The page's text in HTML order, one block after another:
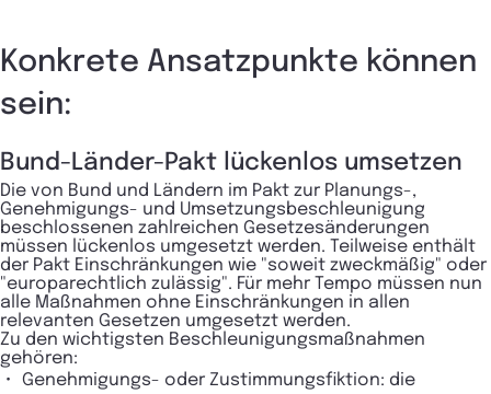
Konkrete Ansatzpunkte können
sein:
Bund-Länder-Pakt lückenlos umsetzen
Die von Bund und Ländern im Pakt zur Planungs-,
Genehmigungs- und Umsetzungsbeschleunigung
beschlossenen zahlreichen Gesetzesänderungen
müssen lückenlos umgesetzt werden. Teilweise enthält
der Pakt Einschränkungen wie "soweit zweckmäßig" oder
"europarechtlich zulässig". Für mehr Tempo müssen nun
alle Maßnahmen ohne Einschränkungen in allen
relevanten Gesetzen umgesetzt werden.
Zu den wichtigsten Beschleunigungsmaßnahmen
gehören:
Genehmigungs- oder Zustimmungsfiktion: die